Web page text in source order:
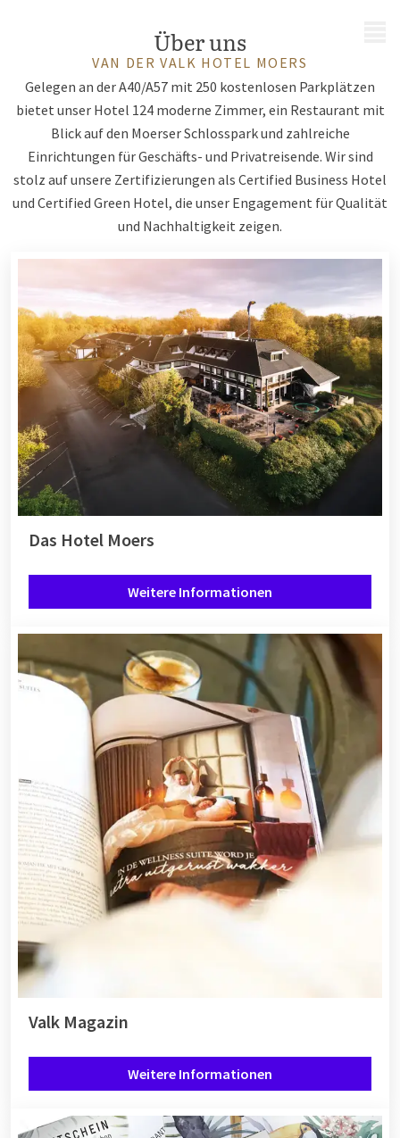
Über uns
VAN DER VALK HOTEL MOERS
Gelegen an der A40/A57 mit 250 kostenlosen Parkplätzen
bietet unser Hotel 124 moderne Zimmer, ein Restaurant mit
Blick auf den Moerser Schlosspark und zahlreiche
Einrichtungen für Geschäfts- und Privatreisende. Wir sind
stolz auf unsere Zertifizierungen als Certified Business Hotel
und Certified Green Hotel, die unser Engagement für Qualität
und Nachhaltigkeit zeigen.
Das Hotel Moers
Weitere Informationen
Valk Magazin
Weitere Informationen